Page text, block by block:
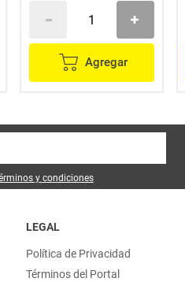
Agregar
y condiciones
LEGAL
Política de Privacidad
Términos del Portal